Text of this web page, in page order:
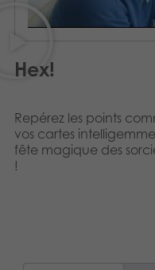
Hex!
Repérez les points
vos cartes
fête magique des
!